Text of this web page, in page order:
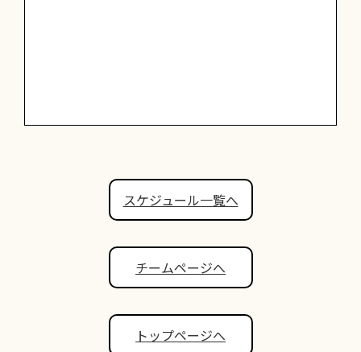
スケジュール一覧へ
チームページへ
トップページへ